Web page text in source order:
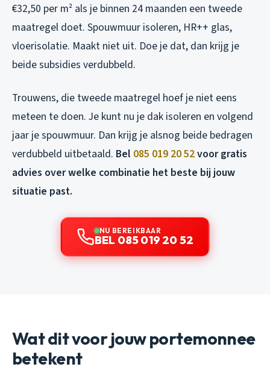
€32,50 per m² als je binnen 24 maanden een tweede
maatregel doet. Spouwmuur isoleren, HR++ glas,
vloerisolatie. Maakt niet uit. Doe je dat, dan krijg je
beide subsidies verdubbeld.
Trouwens, die tweede maatregel hoef je niet eens
meteen te doen. Je kunt nu je dak isoleren en volgend
jaar je spouwmuur. Dan krijg je alsnog beide bedragen
verdubbeld uitbetaald. Bel 085 019 20 52voor gratis
advies over welke combinatie het beste bij jouw
situatie past.
NU BEREIKBAAR
BEL 085 019 20 52
Wat dit voor jouw portemonnee
betekent